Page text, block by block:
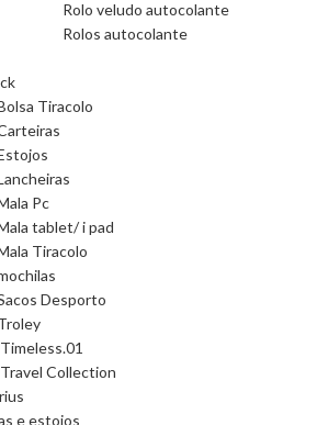
Rolo veludo autocolante
Rolos autocolante
Tiracolo
Pc
tablet/ i pad
Tiracolo
Desporto
Collection
e estojos